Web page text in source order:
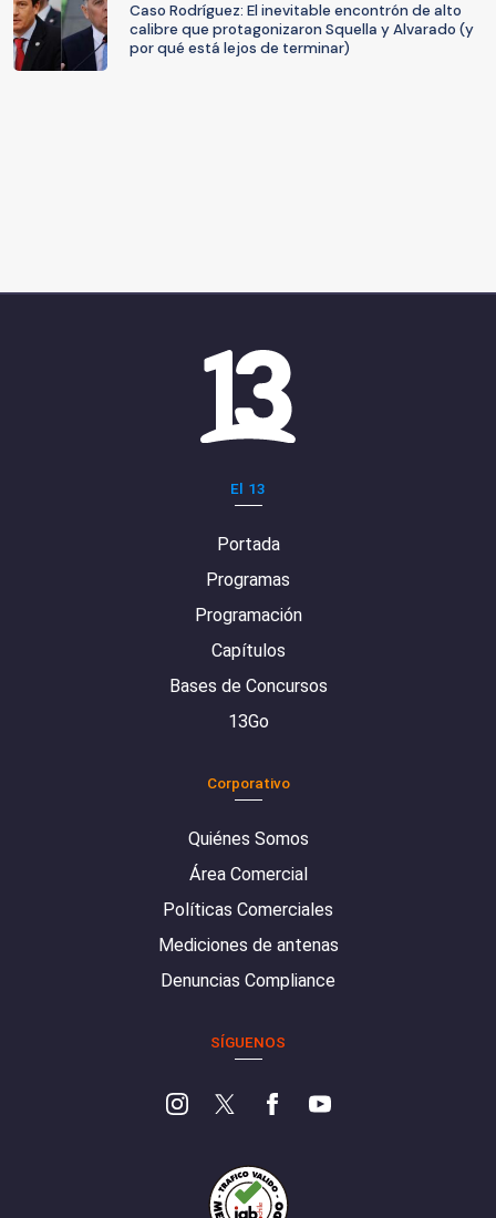
Caso Rodríguez: El inevitable encontrón de alto
calibre que protagonizaron Squella y Alvarado (y
por qué está lejos de terminar)
El 13
Portada
Programas
Programación
Capítulos
Bases de Concursos
13Go
Corporativo
Quiénes Somos
Área Comercial
Políticas Comerciales
Mediciones de antenas
Denuncias Compliance
SÍGUENOS